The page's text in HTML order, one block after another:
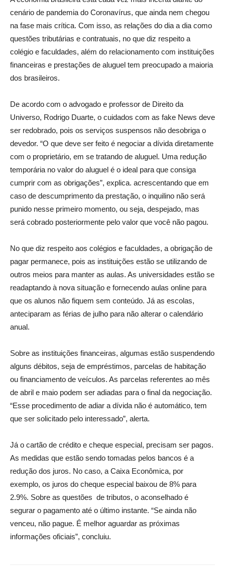
cenário de pandemia do Coronavírus, que ainda nem chegou
na fase mais crítica. Com isso, as relações do dia a dia como
questões tributárias e contratuais, no que diz respeito a
colégio e faculdades, além do relacionamento com instituições
financeiras e prestações de aluguel tem preocupado a maioria
dos brasileiros.
De acordo com o advogado e professor de Direito da
Universo, Rodrigo Duarte, o cuidados com as fake News deve
ser redobrado, pois os serviços suspensos não desobriga o
devedor. “O que deve ser feito é negociar a dívida diretamente
com o proprietário, em se tratando de aluguel. Uma redução
temporária no valor do aluguel é o ideal para que consiga
cumprir com as obrigações”, explica. acrescentando que em
caso de descumprimento da prestação, o inquilino não será
punido nesse primeiro momento, ou seja, despejado, mas
será cobrado posteriormente pelo valor que você não pagou.
No que diz respeito aos colégios e faculdades, a obrigação de
pagar permanece, pois as instituições estão se utilizando de
outros meios para manter as aulas. As universidades estão se
readaptando à nova situação e fornecendo aulas online para
que os alunos não fiquem sem conteúdo. Já as escolas,
anteciparam as férias de julho para não alterar o calendário
anual.
Sobre as instituições financeiras, algumas estão suspendendo
alguns débitos, seja de empréstimos, parcelas de habitação
ou financiamento de veículos. As parcelas referentes ao mês
de abril e maio podem ser adiadas para o final da negociação.
“Esse procedimento de adiar a dívida não é automático, tem
que ser solicitado pelo interessado”, alerta.
Já o cartão de crédito e cheque especial, precisam ser pagos.
As medidas que estão sendo tomadas pelos bancos é a
redução dos juros. No caso, a Caixa Econômica, por
exemplo, os juros do cheque especial baixou de 8% para
2.9%. Sobre as questões de tributos, o aconselhado é
segurar o pagamento até o último instante. “Se ainda não
venceu, não pague. É melhor aguardar as próximas
informações oficiais”, concluiu.